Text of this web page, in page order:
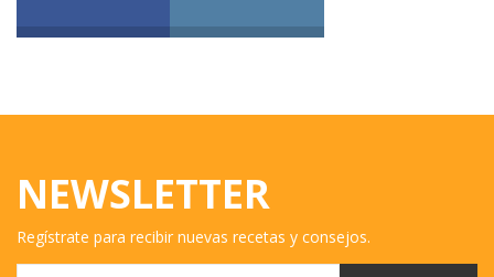
NEWSLETTER
Regístrate para recibir nuevas recetas y consejos.